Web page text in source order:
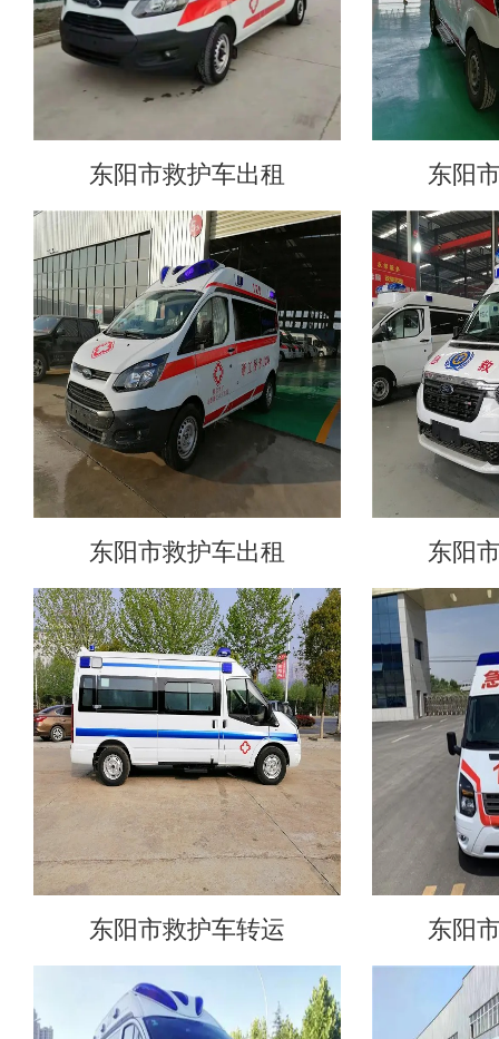
东阳市救护车出租 东阳
东阳市救护车出租 东阳
东阳市救护车转运 东阳